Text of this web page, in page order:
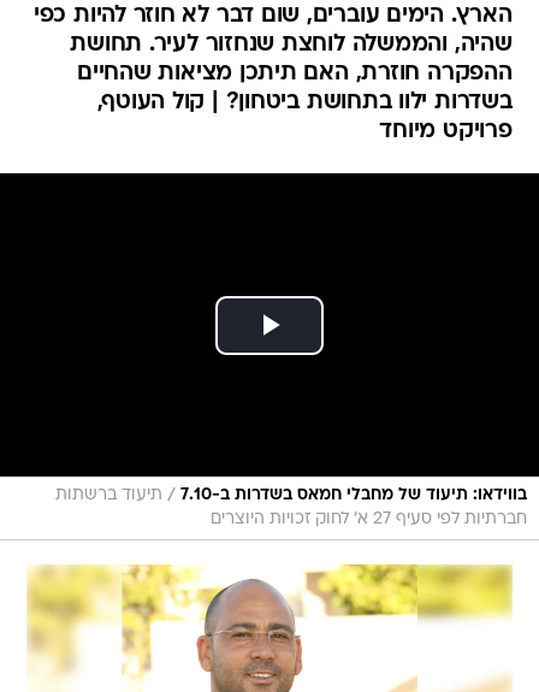
הארץ. הימים עוברים, שום דבר לא חוזר להיות כפי
שהיה, והממשלה לוחצת שנחזור לעיר. תחושת
ההפקרה חוזרת, האם תיתכן מציאות שהחיים
בשדרות ילוו בתחושת ביטחון? | קול העוטף,
פרויקט מיוחד
בווידאו: תיעוד של מחבלי חמאס בשדרות ב-7.10 / תיעוד ברשתות
חברתיות לפי סעיף 27 א' לחוק זכויות היוצרים